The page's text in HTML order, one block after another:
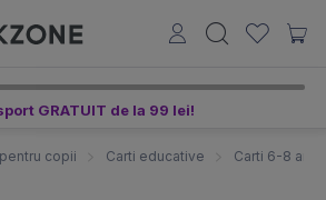
GRATUIT de la 99 lei!
copii Carti educative Carti 6-8 ani